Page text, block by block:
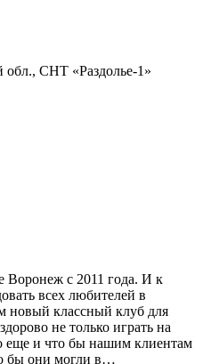
СНТ «Раздолье-1»
Воронеж с 2011 года. И к
всех любителей в
новый классный клуб для
не только играть на
еще и что бы нашим клиентам
бы они могли в…